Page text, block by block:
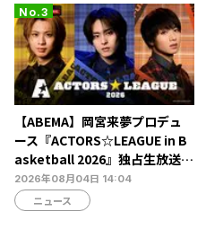
【ABEMA】岡宮来夢プロデュ
ース『ACTORS☆LEAGUE in B
asketball 2026』独占生放送決
定…北村諒、糸川耀士郎、長妻
怜央らが出演
2026年08月04日 14:04
ニュース